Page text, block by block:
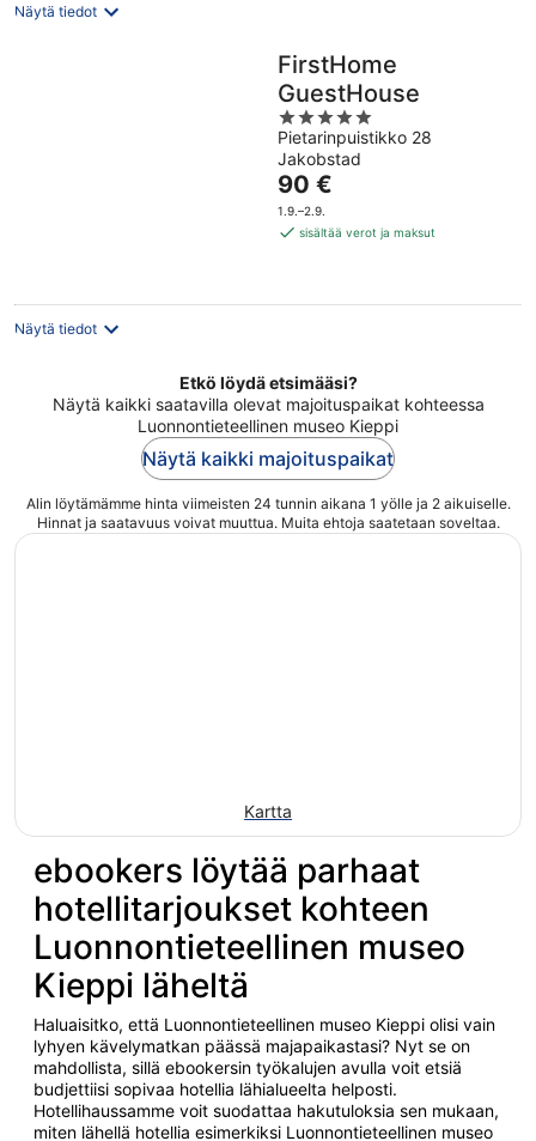
Näytä tiedot
FirstHome
GuestHouse
5
out
of
5
Pietarinpuistikko 28
Jakobstad
Hinta
on
90 €
90 €
1.9.–2.9.
sisältää verot ja maksut
Näytä tiedot
Etkö löydä etsimääsi?
Näytä kaikki saatavilla olevat majoituspaikat kohteessa
Luonnontieteellinen museo Kieppi
Näytä kaikki majoituspaikat
Alin löytämämme hinta viimeisten 24 tunnin aikana 1 yölle ja 2 aikuiselle.
Hinnat ja saatavuus voivat muuttua. Muita ehtoja saatetaan soveltaa.
Kartta
ebookers löytää parhaat
hotellitarjoukset kohteen
Luonnontieteellinen museo
Kieppi läheltä
Haluaisitko, että Luonnontieteellinen museo Kieppi olisi vain
lyhyen kävelymatkan päässä majapaikastasi? Nyt se on
mahdollista, sillä ebookersin työkalujen avulla voit etsiä
budjettiisi sopivaa hotellia lähialueelta helposti.
Hotellihaussamme voit suodattaa hakutuloksia sen mukaan,
miten lähellä hotellia esimerkiksi Luonnontieteellinen museo